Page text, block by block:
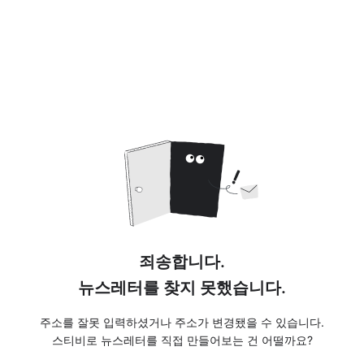
죄송합니다.
뉴스레터를 찾지 못했습니다.
주소를 잘못 입력하셨거나 주소가 변경됐을 수 있습니다.
스티비로 뉴스레터를 직접 만들어보는 건 어떨까요?